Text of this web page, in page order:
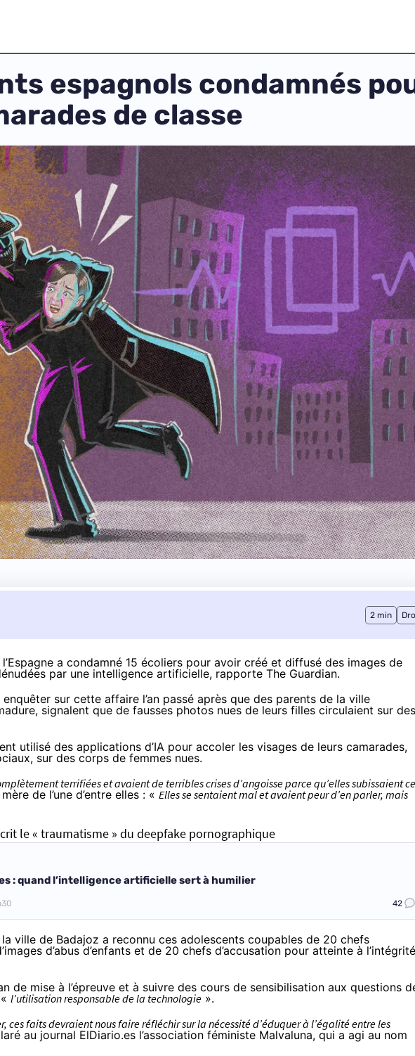
espagnols condamnés
de classe
2 min
a condamné 15 écoliers pour avoir créé et diffusé des images de
par une intelligence artificielle, rapporte The Guardian.
sur cette affaire l’an passé après que des parents de la ville
signalent que de fausses photos nues de leurs filles circulaient sur des
utilisé des applications d’IA pour accoler les visages de leurs camarades,
sur des corps de femmes nues.
terrifiées et avaient de terribles crises d’angoisse parce qu’elles subissaient
de l’une d’entre elles : « Elles se sentaient mal et avaient peur d’en parler, mais
le « traumatisme » du deepfake pornographique
: quand l’intelligence artificielle sert à humilier
42
ville de Badajoz a reconnu ces adolescents coupables de 20 chefs
d’abus d’enfants et de 20 chefs d’accusation pour atteinte à l’intégrité
de mise à l’épreuve et à suivre des cours de sensibilisation aux questions
l’utilisation responsable de la technologie ».
ces faits devraient nous faire réfléchir sur la nécessité d’éduquer à l’égalité entre les
au journal ElDiario.es l’association féministe Malvaluna, qui a agi au nom